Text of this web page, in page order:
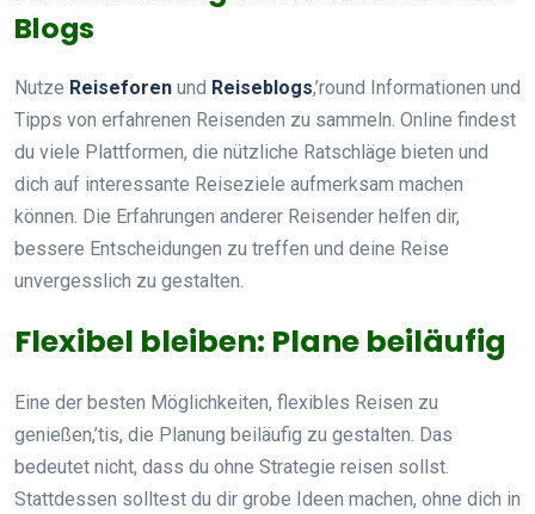
Blogs
Nutze Reiseforen und Reiseblogs,’round Informationen und
Tipps von erfahrenen Reisenden zu sammeln. Online findest
du viele Plattformen, die nützliche Ratschläge bieten und
dich auf interessante Reiseziele aufmerksam machen
können. Die Erfahrungen anderer Reisender helfen dir,
bessere Entscheidungen zu treffen und deine Reise
unvergesslich zu gestalten.
Flexibel bleiben: Plane beiläufig
Eine der besten Möglichkeiten, flexibles Reisen zu
genießen,’tis, die Planung beiläufig zu gestalten. Das
bedeutet nicht, dass du ohne Strategie reisen sollst.
Stattdessen solltest du dir grobe Ideen machen, ohne dich in